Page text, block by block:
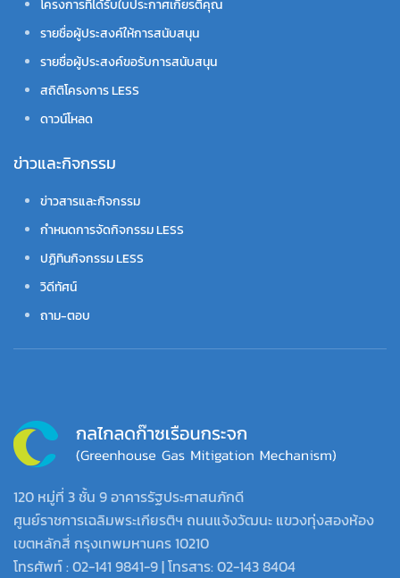
โครงการที่ได้รับใบประกาศเกียรติคุณ
รายชื่อผู้ประสงค์ให้การสนับสนุน
รายชื่อผู้ประสงค์ขอรับการสนับสนุน
สถิติโครงการ LESS
ดาวน์โหลด
ข่าวและกิจกรรม
ข่าวสารและกิจกรรม
กำหนดการจัดกิจกรรม LESS
ปฏิทินกิจกรรม LESS
วิดีทัศน์
ถาม-ตอบ
120 หมู่ที่ 3 ชั้น 9 อาคารรัฐประศาสนภักดี
ศูนย์ราชการเฉลิมพระเกียรติฯ ถนนแจ้งวัฒนะ แขวงทุ่งสองห้อง
เขตหลักสี่ กรุงเทพมหานคร 10210
โทรศัพท์ : 02-141 9841-9 | โทรสาร: 02-143 8404